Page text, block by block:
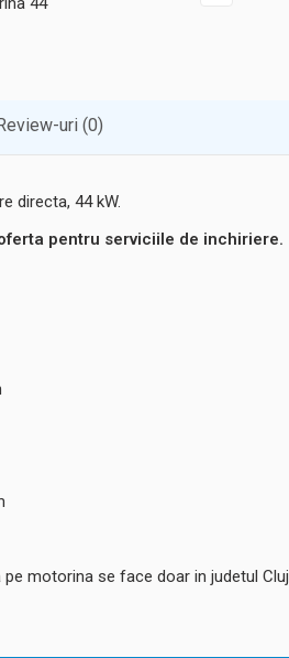
uri (0)
directa, 44 kW.
pentru serviciile de inchiriere.
motorina se face doar in judetul Cluj.